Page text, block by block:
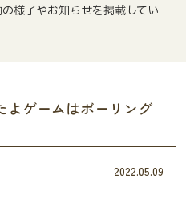
様子やお知らせを掲載してい
よゲームはボーリング
2022.05.09